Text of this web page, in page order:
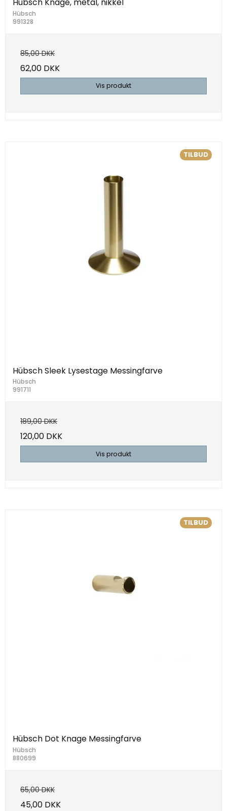
Hübsch Knage, metal, nikkel
Hübsch
991328
85,00 DKK
62,00 DKK
Vis produkt
TILBUD
Hübsch Sleek Lysestage Messingfarve
Hübsch
991711
189,00 DKK
120,00 DKK
Vis produkt
TILBUD
Hübsch Dot Knage Messingfarve
Hübsch
880699
65,00 DKK
45,00 DKK